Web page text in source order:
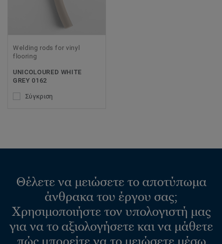
Welding rods for vinyl
flooring
UNICOLOURED WHITE
GREY 0162
Σύγκριση
Θέλετε να μειώσετε το αποτύπωμα
άνθρακα του έργου σας;
Χρησιμοποιήστε τον υπολογιστή μας
για να το αξιολογήσετε και να μάθετε
πώς μπορείτε να το μειώσετε μέσω